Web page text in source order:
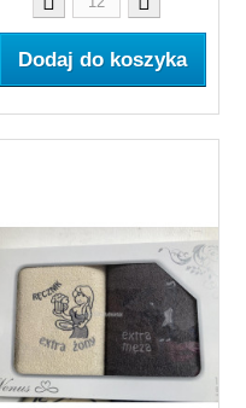
Dodaj do koszyka